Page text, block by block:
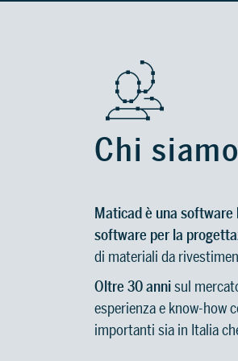
Chi siamo
Maticad è una
software per la
di materiali da
Oltre 30 annisul
esperienza e know-how
importanti sia in Italia